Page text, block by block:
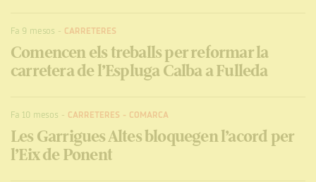
Fa 9 mesos - CARRETERES
Comencen els treballs per reformar la
carretera de l’Espluga Calba a Fulleda
Fa 10 mesos - CARRETERES - COMARCA
Les Garrigues Altes bloquegen l’acord per
l’Eix de Ponent